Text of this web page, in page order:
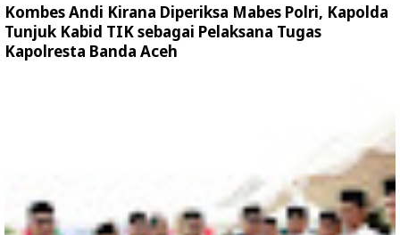
Kombes Andi Kirana Diperiksa Mabes Polri, Kapolda
Tunjuk Kabid TIK sebagai Pelaksana Tugas
Kapolresta Banda Aceh